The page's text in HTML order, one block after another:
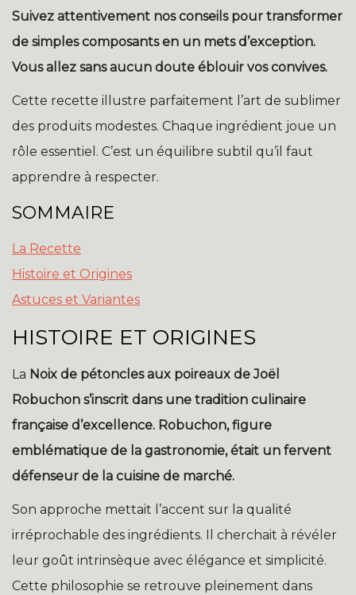
Suivez attentivement nos conseils pour transformer
de simples composants en un mets d’exception.
Vous allez sans aucun doute éblouir vos convives.
Cette recette illustre parfaitement l’art de sublimer
des produits modestes. Chaque ingrédient joue un
rôle essentiel. C’est un équilibre subtil qu’il faut
apprendre à respecter.
SOMMAIRE
La Recette
Histoire et Origines
Astuces et Variantes
HISTOIRE ET ORIGINES
La Noix de pétoncles aux poireaux de Joël
Robuchon s’inscrit dans une tradition culinaire
française d’excellence. Robuchon, figure
emblématique de la gastronomie, était un fervent
défenseur de la cuisine de marché.
Son approche mettait l’accent sur la qualité
irréprochable des ingrédients. Il cherchait à révéler
leur goût intrinsèque avec élégance et simplicité.
Cette philosophie se retrouve pleinement dans